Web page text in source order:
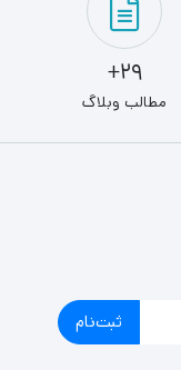
29+
مطالب وبلاگ
ثبت‌نام